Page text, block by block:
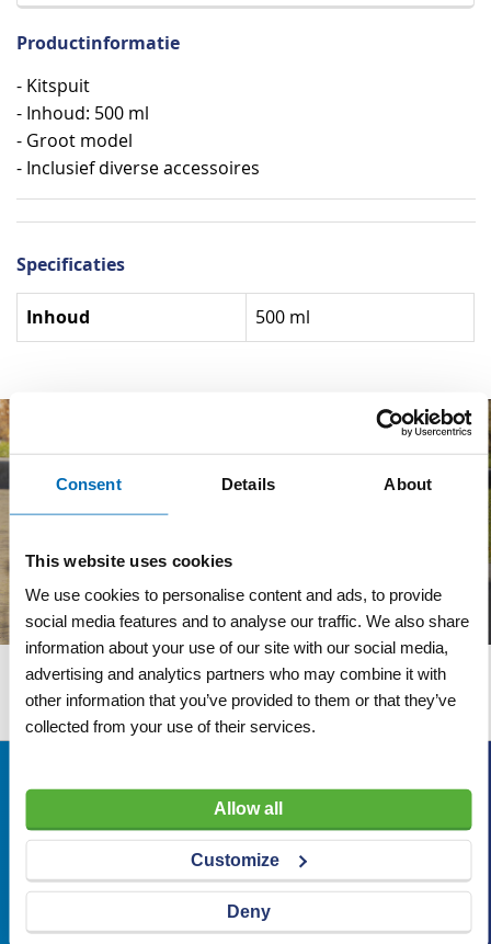
Consent Details About
This website uses cookies
We use cookies to personalise content and ads, to provide
social media features and to analyse our traffic. We also share
information about your use of our site with our social media,
advertising and analytics partners who may combine it with
other information that you’ve provided to them or that they’ve
collected from your use of their services.
Allow all
Customize
Deny
Productinformatie
- Kitspuit
- Inhoud: 500 ml
- Groot model
- Inclusief diverse accessoires
Specificaties
Specificaties
Inhoud 500 ml
Veldsteen 25, 4815 PK Breda
verkoop@visserbreda.nl
076 541 5073
Stel een vraag